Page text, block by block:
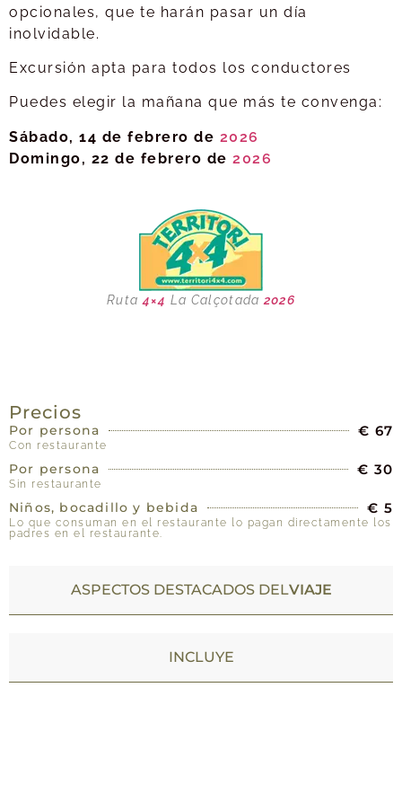
opcionales, que te harán pasar un día
inolvidable.
Excursión apta para todos los conductores
Puedes elegir la mañana que más te convenga:
Sábado, 14 de febrero de 2026
Domingo, 22 de febrero de 2026
Ruta4×4 La Calçotada2026
ASPECTOS DESTACADOS DELVIAJE
INCLUYE
Precios
Por persona € 67
Con restaurante
Por persona € 30
Sin restaurante
Niños, bocadillo y bebida € 5
Lo que consuman en el restaurante lo pagan directamente los
padres en el restaurante.